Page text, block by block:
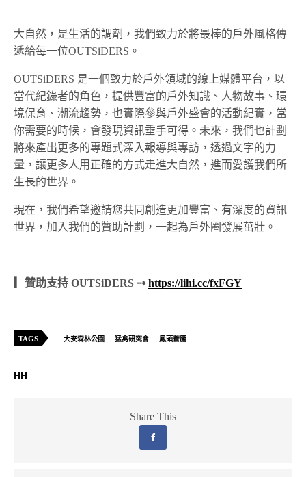
大自然，是生活的調劑，我們致力於將最棒的戶外風格傳
遞給每一位OUTSiDERS。
OUTSiDERS 是一個致力於戶外領域的線上媒體平台，以
當代紀錄者的角色，提供豐富的戶外知識、人物故事、環
境保育、潮流趨勢，也實際參與戶外盛會的活動紀實，當
你需要的時候，會發現資訊垂手可得。未來，我們也計劃
將來產出更多的專題式深入報導與專訪，透過文字的力
量，讓更多人用正確的方式走進大自然，進而愛護我們所
生長的世界。
現在，我們希望邀請您共同創造更加豐富、有深度的資訊
世界，加入我們的贊助計劃，一起為戶外圈發展茁壯。
▎贊助支持 OUTSiDERS ⇢https://lihi.cc/fxFGY
TAGS 大安森林公園 猛禽研究會 鳳頭蒼鷹
HH
Share This